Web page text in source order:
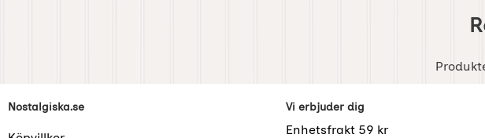
Sidfot Blandad info och länkar
Nostalgiska.se Vi erbjuder dig
Enhetsfrakt 59 kr